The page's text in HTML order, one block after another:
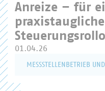
Anreize – für
01.04.26
MESSSTELLENBETRIEB